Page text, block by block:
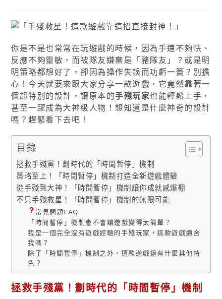
你是不是也常常在玩遊戲的時候，因為手速不夠快、
反應不夠靈敏，而被隊友嫌棄是「豬隊友」？或是明
明策略都想好了，卻因為操作失誤而功虧一簣？別擔
心！今天就要來跟大家分享一款遊戲，它竟然靠著一
個超特別的設計，讓原本的手殘玩家也能輕鬆上手，
甚至一躍成為大神級人物！想知道是什麼神奇的設計
嗎？趕緊看下去吧！
目錄
拯救手殘黨！劃時代的「時間暫停」機制
策略至上！「時間暫停」機制打造全新遊戲體驗
從手殘到大神！「時間暫停」機制讓你成就感爆棚
不只手殘救星！「時間暫停」機制的無限可能
常見問題FAQ
「時間暫停」機制會不會讓遊戲變得太簡單？
我是一個完全沒有遊戲經驗的手殘玩家，這款遊戲適合
我嗎？
除了「時間暫停」機制之外，這款遊戲還有什麼其他特
色？
拯救手殘黨！劃時代的「時間暫停」機制